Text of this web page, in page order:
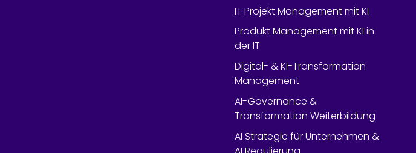
IT Projekt Management mit KI
Produkt Management mit KI in
der IT
Digital- & KI-Transformation
Management
AI-Governance &
Transformation Weiterbildung
AI Strategie für Unternehmen &